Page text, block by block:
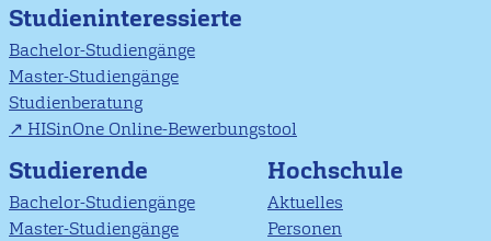
Studieninteressierte
Bachelor-Studiengänge
Master-Studiengänge
Studienberatung
HISinOne Online-Bewerbungstool
Studierende
Bachelor-Studiengänge
Master-Studiengänge
Hochschule
Aktuelles
Personen